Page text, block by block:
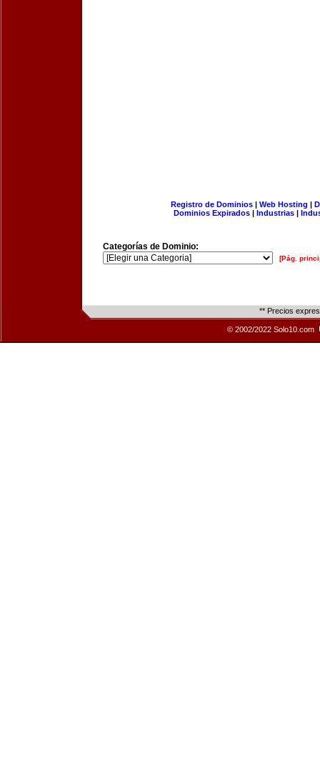
Registro de Dominios| Web Hosting |
Dominios Expirados | Industrias |
Categorías de Dominio:
[Pág.
** Precios
© 2002/2022 Solo10.com